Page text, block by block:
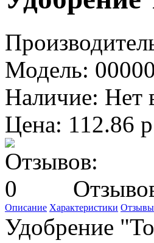
Модель:
Наличие: Нет
Цена: 112.86
Описание Характеристики
Удобрение